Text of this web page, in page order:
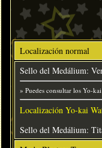
Localización normal
Sello del Medálium:
» Puedes consultar los Yo-
Localización Yo-kai
Sello del Medálium: